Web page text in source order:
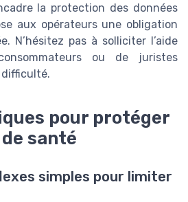
la protection des données
aux opérateurs une obligation
N’hésitez pas à solliciter l’aide
ou de juristes
difficulté.
pour protéger
santé
simples pour limiter